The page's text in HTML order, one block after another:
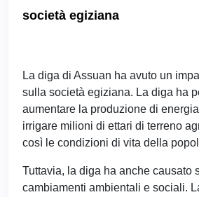
società egiziana
La diga di Assuan ha avuto un
sulla società egiziana. La diga ha
aumentare la produzione di
irrigare milioni di ettari di terreno
così le condizioni di vita della
Tuttavia, la diga ha anche causato
cambiamenti ambientali e sociali.